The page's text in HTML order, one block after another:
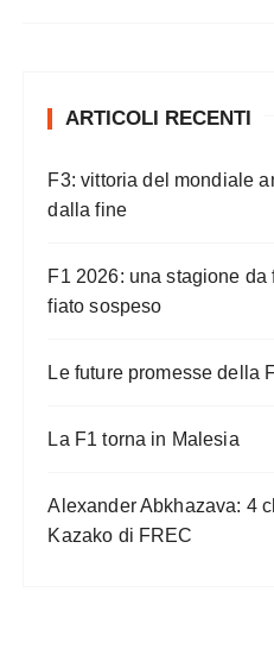
ARTICOLI RECENTI
F3: vittoria del mondiale
dalla fine
F1 2026: una stagione da
fiato sospeso
Le future promesse della
La F1 torna in Malesia
Alexander Abkhazava: 4
Kazako di FREC